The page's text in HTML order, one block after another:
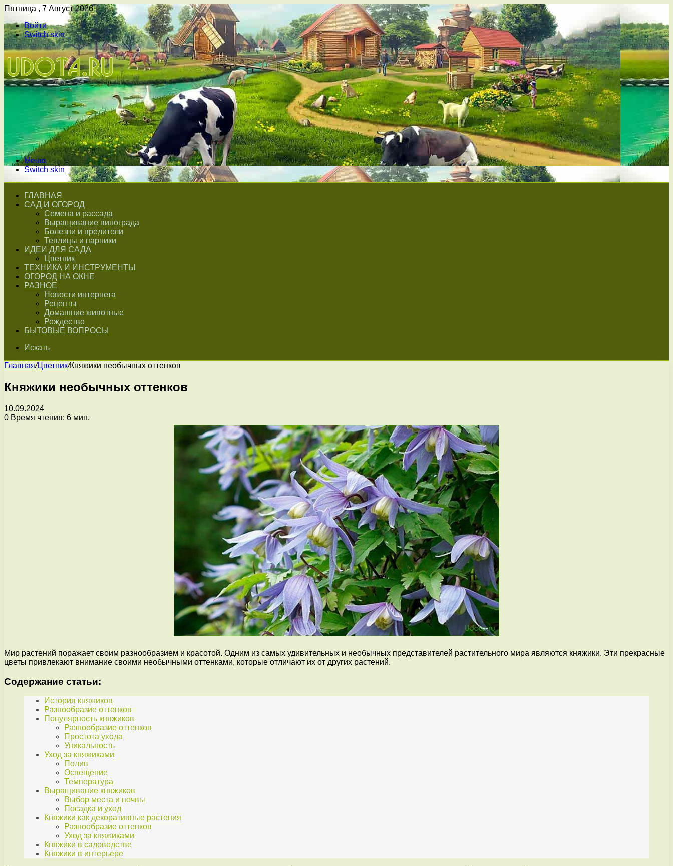
Пятница , 7 Август 2026
Войти
Switch skin
Меню
Switch skin
ГЛАВНАЯ
САД И ОГОРОД
Семена и рассада
Выращивание винограда
Болезни и вредители
Теплицы и парники
ИДЕИ ДЛЯ САДА
Цветник
ТЕХНИКА И ИНСТРУМЕНТЫ
ОГОРОД НА ОКНЕ
РАЗНОЕ
Новости интернета
Рецепты
Домашние животные
Рождество
БЫТОВЫЕ ВОПРОСЫ
Искать
Главная/Цветник/Княжики необычных оттенков
Княжики необычных оттенков
10.09.2024
0 Время чтения: 6 мин.
Мир растений поражает своим разнообразием и красотой. Одним из самых удивительных и необычных представителей растительного мира являются княжики. Эти прекрасные
цветы привлекают внимание своими необычными оттенками, которые отличают их от других растений.
Содержание статьи:
История княжиков
Разнообразие оттенков
Популярность княжиков
Разнообразие оттенков
Простота ухода
Уникальность
Уход за княжиками
Полив
Освещение
Температура
Выращивание княжиков
Выбор места и почвы
Посадка и уход
Княжики как декоративные растения
Разнообразие оттенков
Уход за княжиками
Княжики в садоводстве
Княжики в интерьере